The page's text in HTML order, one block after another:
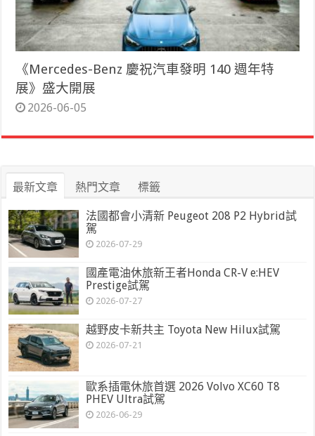
《Mercedes-Benz 慶祝汽車發明 140 週年特
展》盛大開展
2026-06-05
最新文章 熱門文章 標籤
法國都會小清新 Peugeot 208 P2 Hybrid試
駕
2026-07-29
國產電油休旅新王者Honda CR-V e:HEV
Prestige試駕
2026-07-27
越野皮卡新共主 Toyota New Hilux試駕
2026-07-21
歐系插電休旅首選 2026 Volvo XC60 T8
PHEV Ultra試駕
2026-06-29